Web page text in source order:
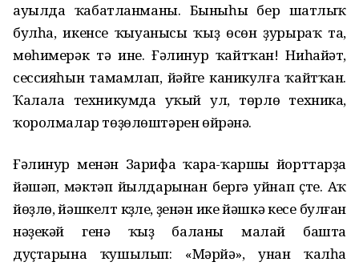
ауылда ҡабатланманы. Быныһы бер шатлыҡ
булһа, икенсе ҡыуанысы ҡыҙ өсөн ҙурыраҡ та,
мөһимерәк тә ине. Ғәлинур ҡайтҡан! Ниһайәт,
сессияһын тамамлап, йәйге каникулға ҡайтҡан.
Ҡалала техникумда уҡый ул, төрлө техника,
ҡоролмалар төҙөлөштәрен өйрәнә.
Ғәлинур менән Зарифа ҡара-ҡаршы йорттарҙа
йәшәп, мәктәп йылдарынан бергә уйнап үҫте. Аҡ
йөҙлө, йәшкелт күҙле, үҙенән ике йәшкә кесе булған
нәҙекәй генә ҡыҙ баланы малай башта
дуҫтарына ҡушылып: «Мәрйә», унан ҡалһа